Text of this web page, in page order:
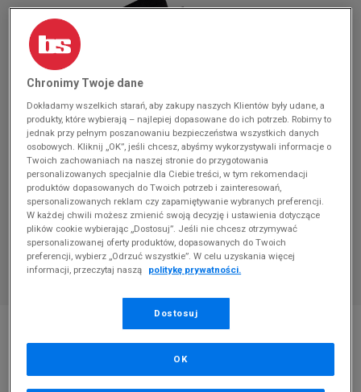
NIKE SKARPETY 3PPK VALUE COTTON CREW
Chronimy Twoje dane
Dokładamy wszelkich starań, aby zakupy naszych Klientów były udane, a
produkty, które wybierają – najlepiej dopasowane do ich potrzeb. Robimy to
jednak przy pełnym poszanowaniu bezpieczeństwa wszystkich danych
osobowych. Kliknij „OK”, jeśli chcesz, abyśmy wykorzystywali informacje o
Twoich zachowaniach na naszej stronie do przygotowania
personalizowanych specjalnie dla Ciebie treści, w tym rekomendacji
produktów dopasowanych do Twoich potrzeb i zainteresowań,
spersonalizowanych reklam czy zapamiętywanie wybranych preferencji.
W każdej chwili możesz zmienić swoją decyzję i ustawienia dotyczące
plików cookie wybierając „Dostosuj”. Jeśli nie chcesz otrzymywać
spersonalizowanej oferty produktów, dopasowanych do Twoich
preferencji, wybierz „Odrzuć wszystkie”. W celu uzyskania więcej
informacji, przeczytaj naszą
politykę prywatności.
Dostosuj
OK